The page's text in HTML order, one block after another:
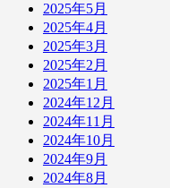
2025年5月
2025年4月
2025年3月
2025年2月
2025年1月
2024年12月
2024年11月
2024年10月
2024年9月
2024年8月